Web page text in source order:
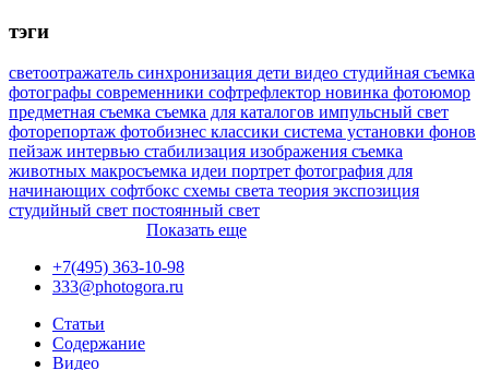
тэги
светоотражатель синхронизация дети видео студийная съемка
фотографы современники софтрефлектор новинка фотоюмор
предметная съемка съемка для каталогов импульсный свет
фоторепортаж фотобизнес классики система установки фонов
пейзаж интервью стабилизация изображения съемка
животных макросъемка идеи портрет фотография для
начинающих софтбокс схемы света теория экспозиция
студийный свет постоянный свет
Показать еще
+7(495) 363-10-98
333@photogora.ru
Статьи
Содержание
Видео